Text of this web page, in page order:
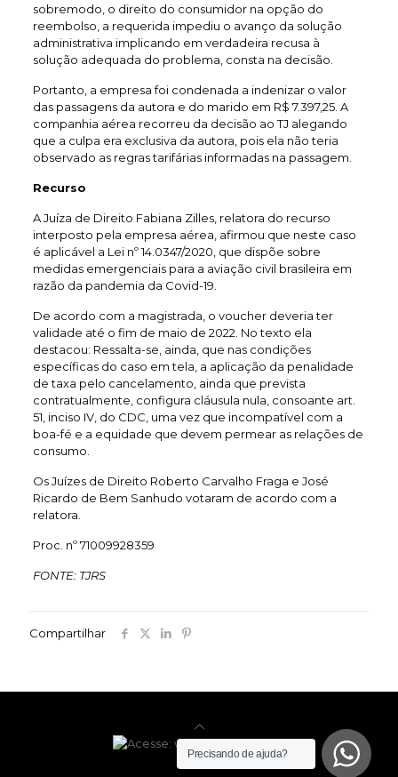
sobremodo, o direito do consumidor na opção do
reembolso, a requerida impediu o avanço da solução
administrativa implicando em verdadeira recusa à
solução adequada do problema, consta na decisão.
Portanto, a empresa foi condenada a indenizar o valor
das passagens da autora e do marido em R$ 7.397,25. A
companhia aérea recorreu da decisão ao TJ alegando
que a culpa era exclusiva da autora, pois ela não teria
observado as regras tarifárias informadas na passagem.
Recurso
A Juíza de Direito Fabiana Zilles, relatora do recurso
interposto pela empresa aérea, afirmou que neste caso
é aplicável a Lei nº 14.0347/2020, que dispõe sobre
medidas emergenciais para a aviação civil brasileira em
razão da pandemia da Covid-19.
De acordo com a magistrada, o voucher deveria ter
validade até o fim de maio de 2022. No texto ela
destacou: Ressalta-se, ainda, que nas condições
específicas do caso em tela, a aplicação da penalidade
de taxa pelo cancelamento, ainda que prevista
contratualmente, configura cláusula nula, consoante art.
51, inciso IV, do CDC, uma vez que incompatível com a
boa-fé e a equidade que devem permear as relações de
consumo.
Os Juízes de Direito Roberto Carvalho Fraga e José
Ricardo de Bem Sanhudo votaram de acordo com a
relatora.
Proc. nº 71009928359
FONTE: TJRS
Compartilhar
Precisando de ajuda?